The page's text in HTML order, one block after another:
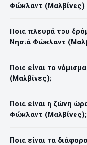
Φώκλαντ (Μαλβίνες)
Ποια πλευρά του
Νησιά Φώκλαντ
Ποιο είναι το
(Μαλβίνες);
Ποια είναι η ζώνη
Φώκλαντ (Μαλβίνες);
Ποια είναι τα